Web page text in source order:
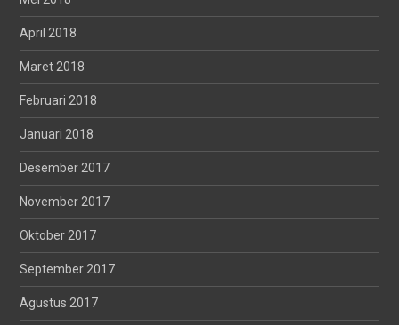
April 2018
Maret 2018
Februari 2018
Januari 2018
Desember 2017
November 2017
Oktober 2017
September 2017
Agustus 2017